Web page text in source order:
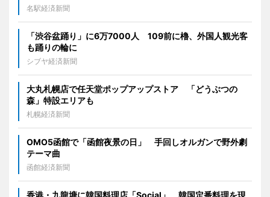
名駅経済新聞
「渋谷盆踊り」に6万7000人 109前に櫓、外国人観光客
も踊りの輪に
シブヤ経済新聞
大丸札幌店で任天堂ポップアップストア 「どうぶつの
森」特設エリアも
札幌経済新聞
OMO5函館で「函館夜景の日」 手回しオルガンで野外劇
テーマ曲
函館経済新聞
香港・九龍塘に韓国料理店「Social」 韓国定番料理を現